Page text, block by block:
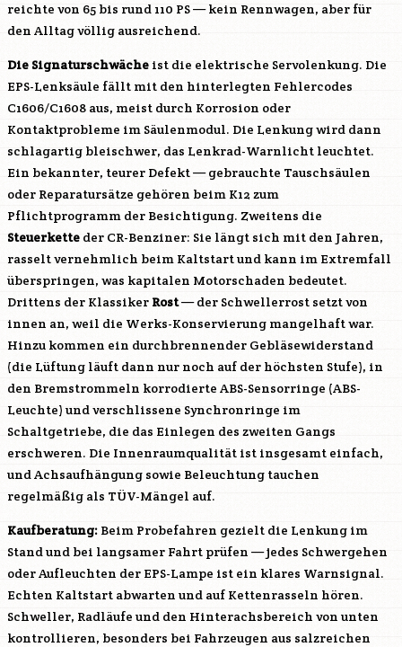
reichte von 65 bis rund 110 PS — kein Rennwagen, aber für
den Alltag völlig ausreichend.
Die Signaturschwäche ist die elektrische Servolenkung. Die
EPS-Lenksäule fällt mit den hinterlegten Fehlercodes
C1606/C1608 aus, meist durch Korrosion oder
Kontaktprobleme im Säulenmodul. Die Lenkung wird dann
schlagartig bleischwer, das Lenkrad-Warnlicht leuchtet.
Ein bekannter, teurer Defekt — gebrauchte Tauschsäulen
oder Reparatursätze gehören beim K12 zum
Pflichtprogramm der Besichtigung. Zweitens die
Steuerkette der CR-Benziner: Sie längt sich mit den Jahren,
rasselt vernehmlich beim Kaltstart und kann im Extremfall
überspringen, was kapitalen Motorschaden bedeutet.
Drittens der Klassiker Rost— der Schwellerrost setzt von
innen an, weil die Werks-Konservierung mangelhaft war.
Hinzu kommen ein durchbrennender Gebläsewiderstand
(die Lüftung läuft dann nur noch auf der höchsten Stufe), in
den Bremstrommeln korrodierte ABS-Sensorringe (ABS-
Leuchte) und verschlissene Synchronringe im
Schaltgetriebe, die das Einlegen des zweiten Gangs
erschweren. Die Innenraumqualität ist insgesamt einfach,
und Achsaufhängung sowie Beleuchtung tauchen
regelmäßig als TÜV-Mängel auf.
Kaufberatung: Beim Probefahren gezielt die Lenkung im
Stand und bei langsamer Fahrt prüfen — jedes Schwergehen
oder Aufleuchten der EPS-Lampe ist ein klares Warnsignal.
Echten Kaltstart abwarten und auf Kettenrasseln hören.
Schweller, Radläufe und den Hinterachsbereich von unten
kontrollieren, besonders bei Fahrzeugen aus salzreichen